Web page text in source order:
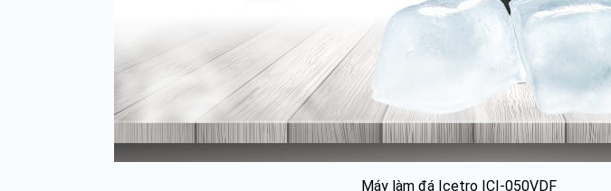
Máy làm đá Icetro ICI-050VDF